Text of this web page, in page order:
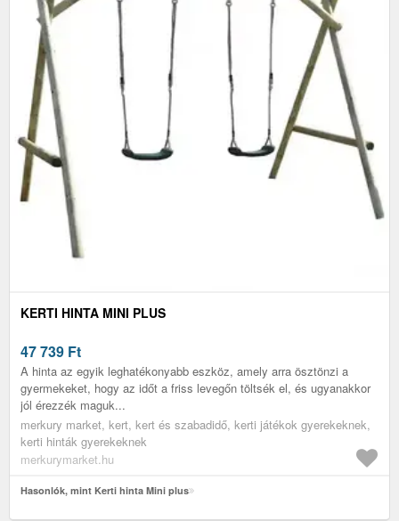
KERTI HINTA MINI PLUS
47 739 Ft
A hinta az egyik leghatékonyabb eszköz, amely arra ösztönzi a
gyermekeket, hogy az időt a friss levegőn töltsék el, és ugyanakkor
jól érezzék maguk...
merkury market, kert, kert és szabadidő, kerti játékok gyerekeknek,
kerti hinták gyerekeknek
merkurymarket.hu
Hasonlók, mint Kerti hinta Mini plus